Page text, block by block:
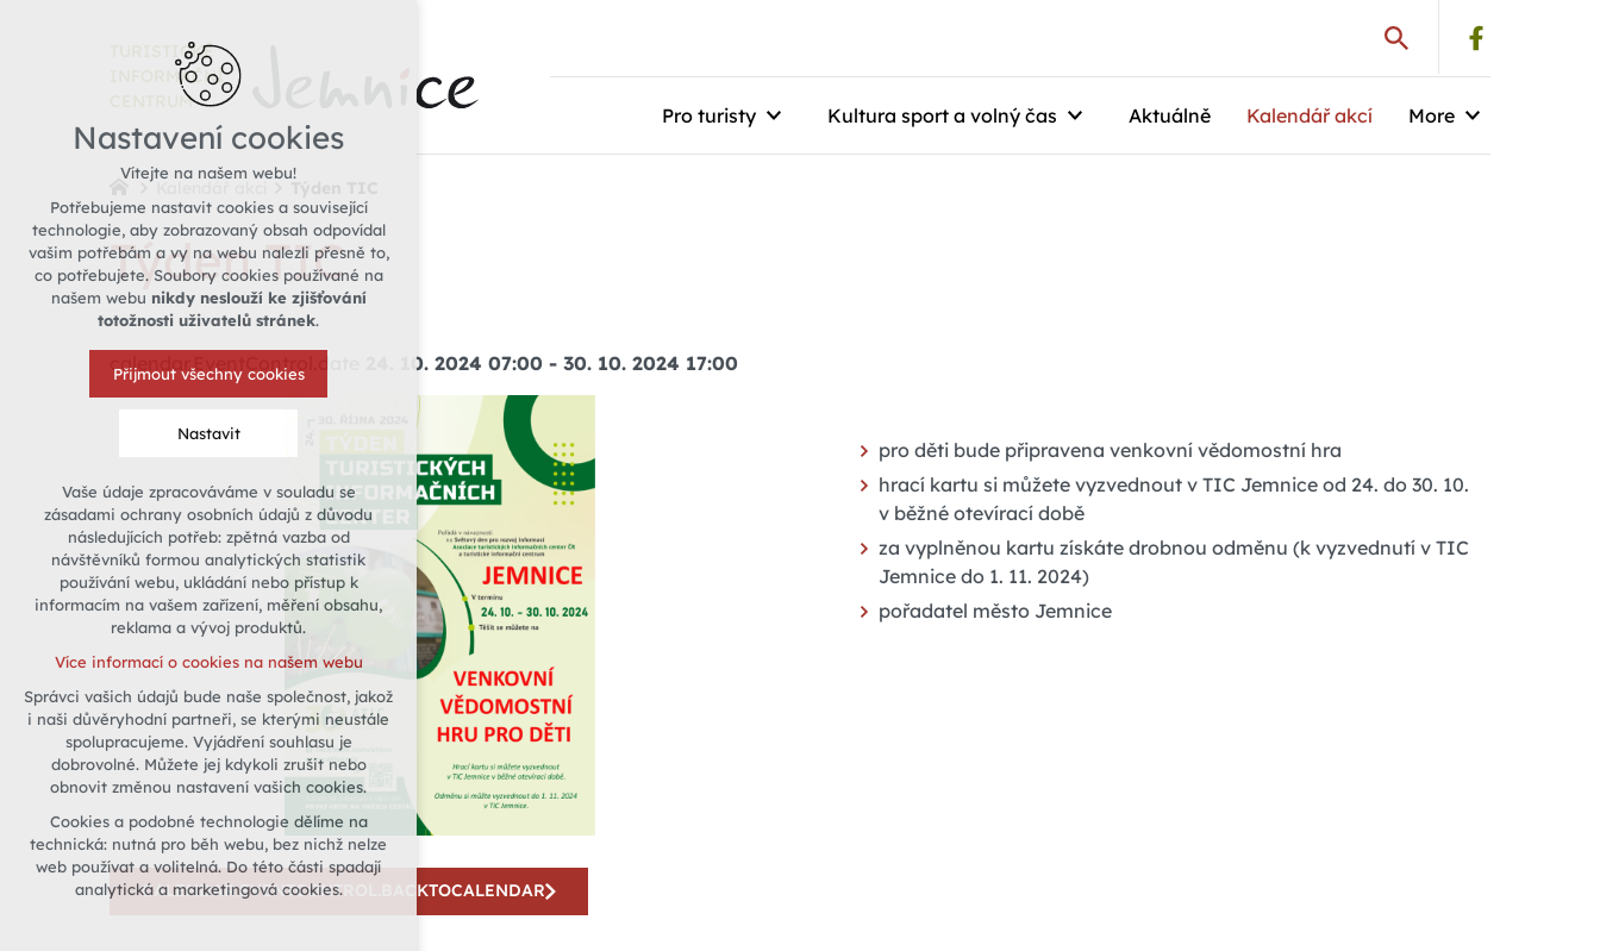
TURISTICKÉ
INFORMAČNÍ
CENTRUM
Pro turisty Kultura sport a volný čas Aktuálně Kalendář akcí More
Týden TIC
calendar.EventControl.date 24. 10. 2024 07:00 - 30. 10. 2024 17:00
pro děti bude připravena venkovní vědomostní hra
hrací kartu si můžete vyzvednout v TIC Jemnice od 24. do 30. 10.
v běžné otevírací době
za vyplněnou kartu získáte drobnou odměnu (k vyzvednutí v TIC
Jemnice do 1. 11. 2024)
pořadatel město Jemnice
CALENDAR.EVENTCONTROL.BACKTOCALENDAR
Nastavení cookies
Vítejte na našem webu!
Potřebujeme nastavit cookies a související
technologie, aby zobrazovaný obsah odpovídal
vašim potřebám a vy na webu nalezli přesně to,
co potřebujete. Soubory cookies používané na
našem webu nikdy neslouží ke zjišťování
totožnosti uživatelů stránek.
Přijmout všechny cookies
Nastavit
Technická cookies
nutná pro provozování webu
udržení kontextu stránek (session):
případná přihlášení, volby jazyka, apod.
Volitelná cookies
vyhodnocení návštěvnosti
marketingová cookies (Google)
Více informací o cookies na našem webu
Odmítnout vše
Vaše údaje zpracováváme v souladu se
zásadami ochrany osobních údajů z důvodu
následujících potřeb: zpětná vazba od
návštěvníků formou analytických statistik
používání webu, ukládání nebo přístup k
informacím na vašem zařízení, měření obsahu,
reklama a vývoj produktů.
Více informací o cookies na našem webu
Správci vašich údajů bude naše společnost, jakož
i naši důvěryhodní partneři, se kterými neustále
spolupracujeme. Vyjádření souhlasu je
dobrovolné. Můžete jej kdykoli zrušit nebo
obnovit změnou nastavení vašich cookies.
Cookies a podobné technologie dělíme na
technická: nutná pro běh webu, bez nichž nelze
web používat a volitelná. Do této části spadají
analytická a marketingová cookies.